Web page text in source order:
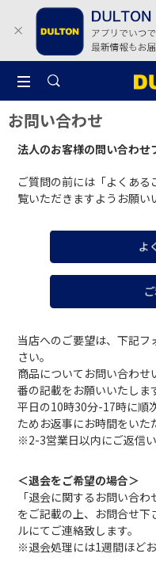
お問い合わせ
法人のお客様の問い合わせ
ご質問の前には「よくあ
覧いただきますようお願い
当店へのご要望は、下記
さい。
商品についてお問い合わ
番の記載をお願いいたしま
平日の10時30分-17時に順
ためお返事にお時間をいた
※2-3営業日以内にご返信い
＜退会をご希望の場合＞
「退会に関するお問い合
をご記載の上、お問合せ下
ルにてご連絡致します。
※退会処理には1週間ほど